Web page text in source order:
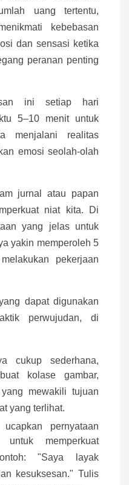
uang tertentu,
kebebasan
dan sensasi ketika
peranan penting
ini setiap hari
5–10 menit untuk
menjalani realitas
emosi seolah-olah
jurnal atau papan
niat kita. Di
yang jelas untuk
yakin memperoleh 5
pekerjaan
dapat digunakan
perwujudan, di
cukup sederhana,
kolase gambar,
mewakili tujuan
yang terlihat.
pernyataan
memperkuat
"Saya layak
kesuksesan." Tulis